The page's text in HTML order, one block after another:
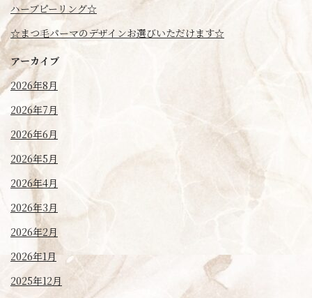
ハーブピーリング☆
☆まつ毛パーマのデザインお選びいただけます☆
アーカイブ
2026年8月
2026年7月
2026年6月
2026年5月
2026年4月
2026年3月
2026年2月
2026年1月
2025年12月